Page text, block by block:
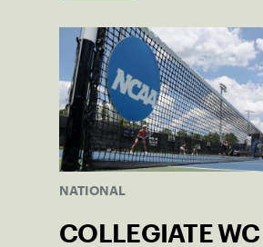
NATIONAL
COLLEGIATE WC